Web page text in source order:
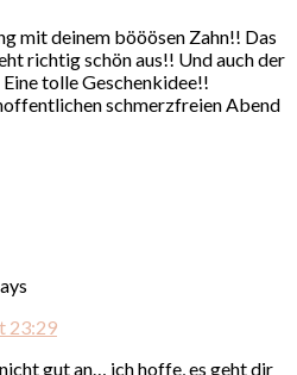
mit deinem bööösen Zahn!! Das
richtig schön aus!! Und auch der
tolle Geschenkidee!!
schmerzfreien Abend
23:29
gut an… ich hoffe, es geht dir